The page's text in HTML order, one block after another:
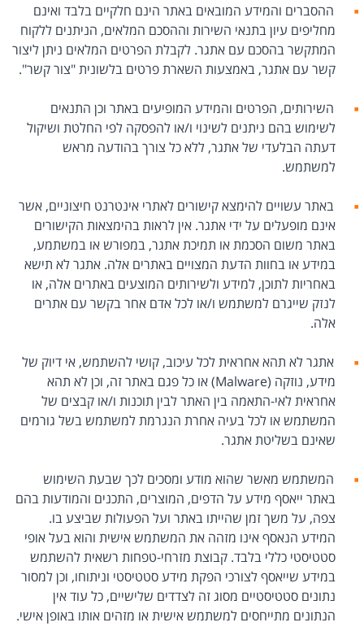
ההסברים והמידע המובאים באתר הינם חלקיים בלבד ואינם
מחליפים עיון בתנאי השירות וההסכם המלאים, הניתנים ללקוח
המתקשר בהסכם עם אתגר. לקבלת הפרטים המלאים ניתן ליצור
קשר עם אתגר, באמצעות השארת פרטים בלשונית "צור קשר".
השירותים, הפרטים והמידע המופיעים באתר וכן התנאים
לשימוש בהם ניתנים לשינוי ו/או להפסקה לפי החלטת ושיקול
דעתה הבלעדי של אתגר, ללא כל צורך בהודעה מראש
למשתמש.
באתר עשויים להימצא קישורים לאתרי אינטרנט חיצוניים, אשר
אינם מופעלים על ידי אתגר. אין לראות בהימצאות הקישורים
באתר משום הסכמת או תמיכת אתגר, במפורש או במשתמע,
במידע או בחוות הדעת המצויים באתרים אלה. אתגר לא תישא
באחריות לתוכן, למידע ולשירותים המוצעים באתרים אלה, או
לנזק שייגרם למשתמש ו/או לכל אדם אחר בקשר עם אתרים
אלה.
אתגר לא תהא אחראית לכל עיכוב, קושי להשתמש, אי דיוק של
מידע, נוזקה (Malware) או כל פגם באתר זה, וכן לא תהא
אחראית לאי-התאמה בין האתר לבין תוכנות ו/או קבצים של
המשתמש או לכל בעיה אחרת הנגרמת למשתמש בשל גורמים
שאינם בשליטת אתגר.
המשתמש מאשר שהוא מודע ומסכים לכך שבעת השימוש
באתר ייאסף מידע על הדפים, המוצרים, התכנים והמודעות בהם
צפה, על משך זמן שהייתו באתר ועל הפעולות שביצע בו.
המידע הנאסף אינו מזהה את המשתמש אישית והוא בעל אופי
סטטיסטי כללי בלבד. קבוצת מזרחי-טפחות רשאית להשתמש
במידע שייאסף לצורכי הפקת מידע סטטיסטי וניתוחו, וכן למסור
נתונים סטטיסטיים מסוג זה לצדדים שלישיים, כל עוד אין
הנתונים מתייחסים למשתמש אישית או מזהים אותו באופן אישי.